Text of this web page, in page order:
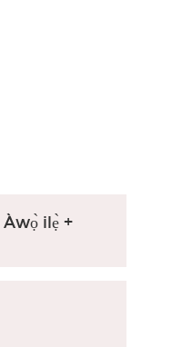
Àwọ̀ ilẹ̀ +